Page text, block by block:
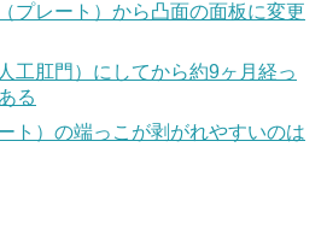
プレート）から凸面の面板に変更
工肛門）にしてから約9ヶ月経っ
る
ト）の端っこが剥がれやすいのは